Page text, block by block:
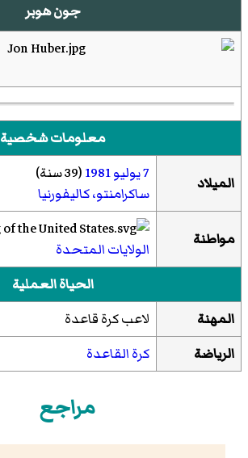
جون هوبر
معلومات شخصية
الميلاد 7 يوليو 1981(39 سنة)
ساكرامنتو، كاليفورنيا
مواطنة
الولايات المتحدة
الحياة العملية
المهنة
لاعب كرة قاعدة
الرياضة
كرة القاعدة
مراجع